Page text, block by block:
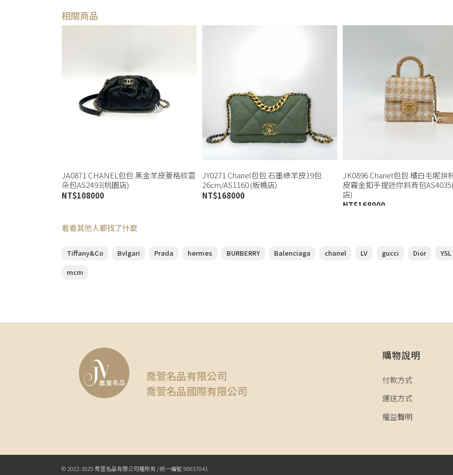
相關商品
JA0871 CHANEL包包 黑金羊皮菱格紋雲
朵包AS2493(桃園店)
NT$108000
JY0271 Chanel包包 石墨綠羊皮19包
26cm/AS1160 (板橋店)
NT$168000
JK0896 Chanel包包 橘白毛呢拚
皮霧金釦手提迷你斜背包
店)
NT$168000
看看其他人都找了什麼
Tiffany&Co Bvlgari Prada hermes BURBERRY Balenciaga chanel LV gucci Dior YSL
mcm
喬萱名品有限公司
喬萱名品國際有限公司
購物說明
付款方式
運送方式
權益聲明
© 2022-2025 喬萱名品有限公司權所有 / 統一編號:90037041